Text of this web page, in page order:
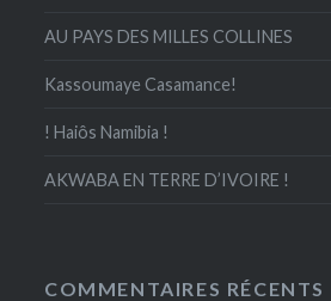
AU PAYS DES MILLES COLLINES
Kassoumaye Casamance!
! Haiôs Namibia !
AKWABA EN TERRE D’IVOIRE !
COMMENTAIRES RÉCENTS